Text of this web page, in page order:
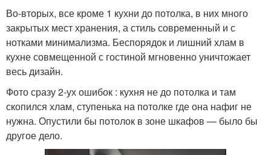
Во-вторых, все кроме 1 кухни до потолка, в них много
закрытых мест хранения, а стиль современный и с
нотками минимализма. Беспорядок и лишний хлам в
кухне совмещенной с гостиной мгновенно уничтожает
весь дизайн.
Фото сразу 2-ух ошибок : кухня не до потолка и там
скопился хлам, ступенька на потолке где она нафиг не
нужна. Опустили бы потолок в зоне шкафов — было бы
другое дело.